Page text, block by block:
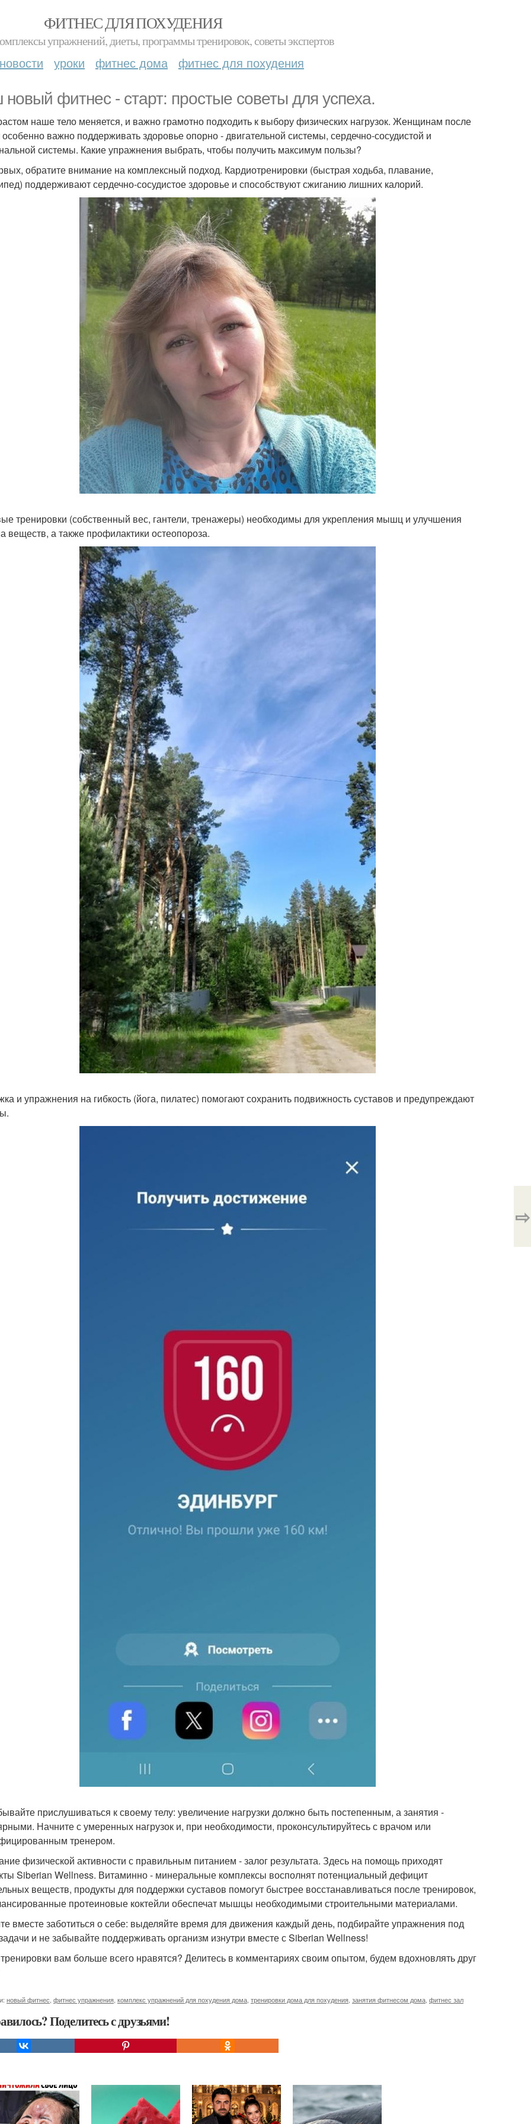
ФИТНЕС ДЛЯ ПОХУДЕНИЯ
упражнений, диеты, программы тренировок, советы экспертов
новости уроки фитнес дома фитнес для похудения
фитнес - старт: простые советы для успеха.
наше тело меняется, и важно грамотно подходить к выбору физических нагрузок. Женщинам после
особенно важно поддерживать здоровье опорно - двигательной системы, сердечно-сосудистой и
системы. Какие упражнения выбрать, чтобы получить максимум пользы?
обратите внимание на комплексный подход. Кардиотренировки (быстрая ходьба, плавание,
поддерживают сердечно-сосудистое здоровье и способствуют сжиганию лишних калорий.
тренировки (собственный вес, гантели, тренажеры) необходимы для укрепления мышц и улучшения
веществ, а также профилактики остеопороза.
и упражнения на гибкость (йога, пилатес) помогают сохранить подвижность суставов и предупреждают
прислушиваться к своему телу: увеличение нагрузки должно быть постепенным, а занятия -
Начните с умеренных нагрузок и, при необходимости, проконсультируйтесь с врачом или
тренером.
физической активности с правильным питанием - залог результата. Здесь на помощь приходят
Siberian Wellness. Витаминно - минеральные комплексы восполнят потенциальный дефицит
веществ, продукты для поддержки суставов помогут быстрее восстанавливаться после тренировок,
протеиновые коктейли обеспечат мышцы необходимыми строительными материалами.
вместе заботиться о себе: выделяйте время для движения каждый день, подбирайте упражнения под
и не забывайте поддерживать организм изнутри вместе с Siberian Wellness!
вам больше всего нравятся? Делитесь в комментариях своим опытом, будем вдохновлять друг
новый фитнес фитнес упражнения комплекс упражнений для похудения дома тренировки дома для похудения занятия фитнесом дома фитнес зал
Поделитесь с друзьями!
⇨